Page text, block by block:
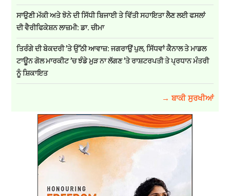
ਸਾਉਣੀ ਮੱਕੀ ਅਤੇ ਝੋਨੇ ਦੀ ਸਿੱਧੀ ਬਿਜਾਈ ਤੇ ਵਿੱਤੀ ਸਹਾਇਤਾ ਲੈਣ ਲਈ ਫਸਲਾਂ
ਦੀ ਵੈਰੀਫਿਕੇਸ਼ਨ ਲਾਜ਼ਮੀ: ਡਾ. ਚੀਮਾ
ਤਿਰੰਗੇ ਦੀ ਬੇਕਦਰੀ ’ਤੇ ਉੱਠੀ ਆਵਾਜ਼: ਜਗਰਾਉਂ ਪੁਲ, ਸਿੱਧਵਾਂ ਕੈਨਾਲ ਤੇ ਮਾਡਲ
ਟਾਊਨ ਗੋਲ ਮਾਰਕੀਟ ’ਚ ਝੰਡੇ ਮੁੜ ਨਾ ਲੱਗਣ ’ਤੇ ਰਾਸ਼ਟਰਪਤੀ ਤੇ ਪ੍ਰਧਾਨ ਮੰਤਰੀ
ਨੂੰ ਸ਼ਿਕਾਇਤ
→ ਬਾਕੀ ਸੁਰਖੀਆਂ